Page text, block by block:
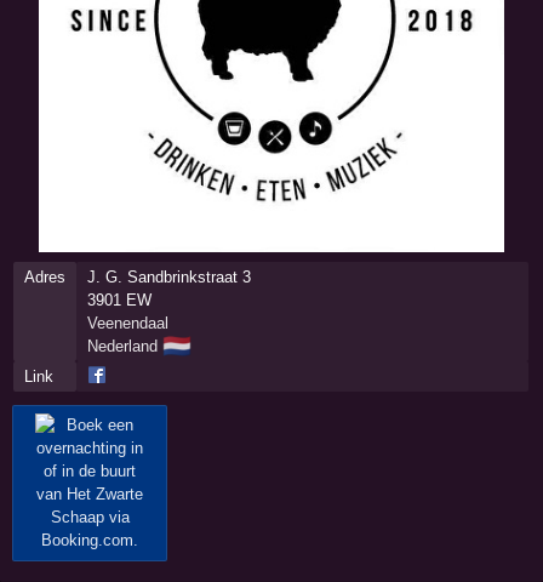
Adres
J. G. Sandbrinkstraat 3
3901 EW
Veenendaal
Nederland 🇳🇱
Link